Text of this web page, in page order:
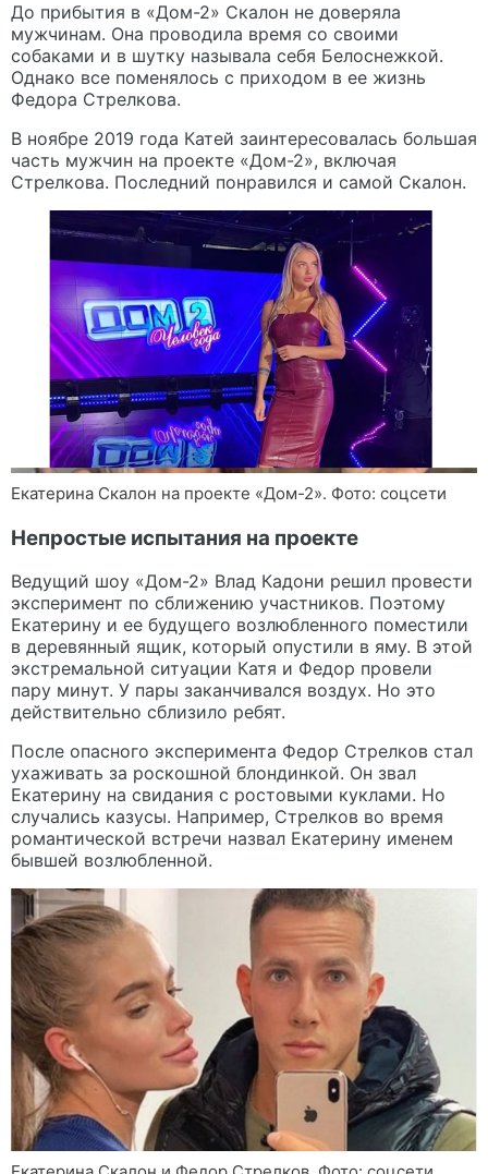
До прибытия в «Дом-2» Скалон не доверяла
мужчинам. Она проводила время со своими
собаками и в шутку называла себя Белоснежкой.
Однако все поменялось с приходом в ее жизнь
Федора Стрелкова.
В ноябре 2019 года Катей заинтересовалась большая
часть мужчин на проекте «Дом-2», включая
Стрелкова. Последний понравился и самой Скалон.
Екатерина Скалон на проекте «Дом-2». Фото: соцсети
Непростые испытания на проекте
Ведущий шоу «Дом-2» Влад Кадони решил провести
эксперимент по сближению участников. Поэтому
Екатерину и ее будущего возлюбленного поместили
в деревянный ящик, который опустили в яму. В этой
экстремальной ситуации Катя и Федор провели
пару минут. У пары заканчивался воздух. Но это
действительно сблизило ребят.
После опасного эксперимента Федор Стрелков стал
ухаживать за роскошной блондинкой. Он звал
Екатерину на свидания с ростовыми куклами. Но
случались казусы. Например, Стрелков во время
романтической встречи назвал Екатерину именем
бывшей возлюбленной.